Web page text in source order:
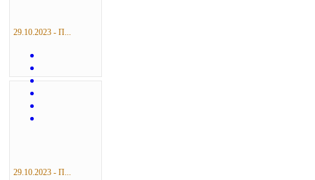
29.10.2023 - П...
29.10.2023 - П...